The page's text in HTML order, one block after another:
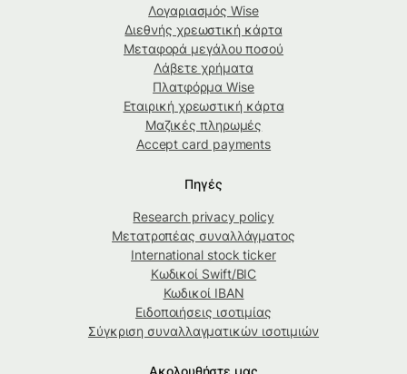
Λογαριασμός Wise
Διεθνής χρεωστική κάρτα
Μεταφορά μεγάλου ποσού
Λάβετε χρήματα
Πλατφόρμα Wise
Εταιρική χρεωστική κάρτα
Μαζικές πληρωμές
Accept card payments
Πηγές
Research privacy policy
Μετατροπέας συναλλάγματος
International stock ticker
Κωδικοί Swift/BIC
Κωδικοί IBAN
Ειδοποιήσεις ισοτιμίας
Σύγκριση συναλλαγματικών ισοτιμιών
Ακολουθήστε μας